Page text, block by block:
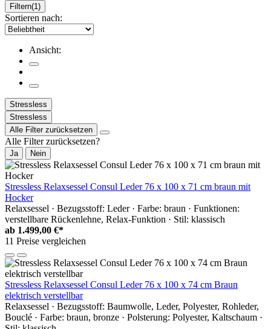
Filtern(1)
Sortieren nach:
Ansicht:
Stressless
Stressless
Alle Filter zurücksetzen
Alle Filter zurücksetzen?
Ja Nein
Stressless Relaxsessel Consul Leder 76 x 100 x 71 cm braun mit
Hocker
Relaxsessel · Bezugsstoff: Leder · Farbe: braun · Funktionen:
verstellbare Rückenlehne, Relax-Funktion · Stil: klassisch
ab 1.499,00 €*
11 Preise vergleichen
Stressless Relaxsessel Consul Leder 76 x 100 x 74 cm Braun
elektrisch verstellbar
Relaxsessel · Bezugsstoff: Baumwolle, Leder, Polyester, Rohleder,
Bouclé · Farbe: braun, bronze · Polsterung: Polyester, Kaltschaum ·